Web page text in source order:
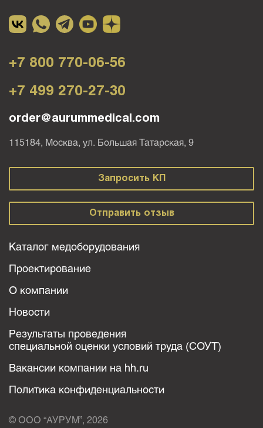
Вакансии компании на hh.ru
Политика конфиденциальности
© ООО “АУРУМ”, 2026
Каталог медоборудования
Проектирование
О компании
Новости
Результаты проведения
специальной оценки условий труда (СОУТ)
+7 800 770-06-56
+7 499 270-27-30
order@aurummedical.com
115184, Москва, ул. Большая Татарская, 9
Запросить КП
Отправить отзыв